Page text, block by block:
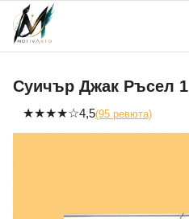
Skip
content
Суичър Джак Ръсел 1
★★★★☆4,5(95 ревюта)